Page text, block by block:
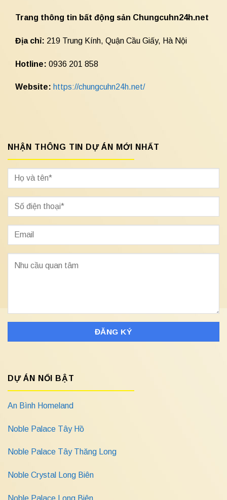
Trang thông tin bất động sản Chungcuhn24h.net
Địa chỉ: 219 Trung Kính, Quận Cầu Giấy, Hà Nội
Hotline: 0936 201 858
Website: https://chungcuhn24h.net/
NHẬN THÔNG TIN DỰ ÁN MỚI NHẤT
DỰ ÁN NỔI BẬT
An Bình Homeland
Noble Palace Tây Hồ
Noble Palace Tây Thăng Long
Noble Crystal Long Biên
Noble Palace Long Biên